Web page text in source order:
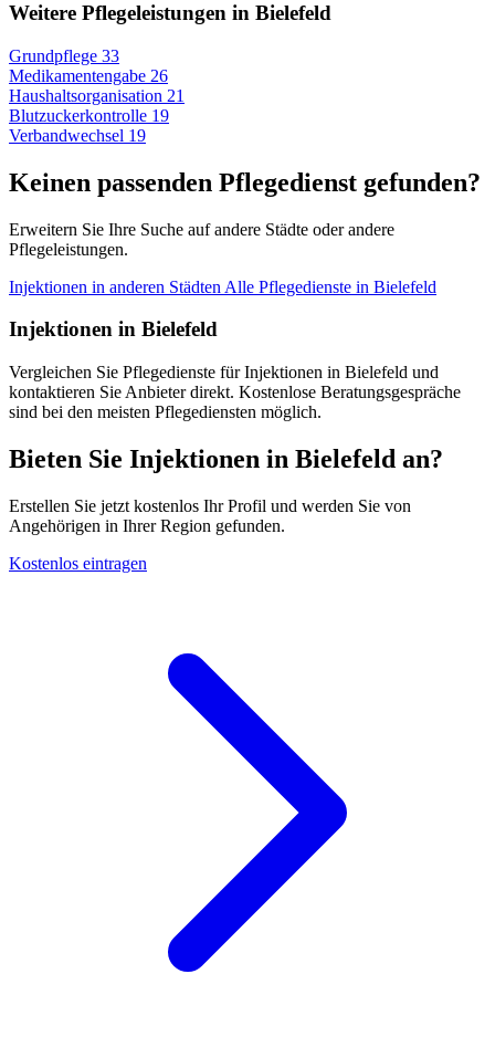
Weitere Pflegeleistungen in Bielefeld
Grundpflege 33
Medikamentengabe 26
Haushaltsorganisation 21
Blutzuckerkontrolle 19
Verbandwechsel 19
Keinen passenden Pflegedienst gefunden?
Erweitern Sie Ihre Suche auf andere Städte oder andere
Pflegeleistungen.
Injektionen in anderen Städten Alle Pflegedienste in Bielefeld
Injektionen in Bielefeld
Vergleichen Sie Pflegedienste für Injektionen in Bielefeld und
kontaktieren Sie Anbieter direkt. Kostenlose Beratungsgespräche
sind bei den meisten Pflegediensten möglich.
Bieten Sie Injektionen in Bielefeld an?
Erstellen Sie jetzt kostenlos Ihr Profil und werden Sie von
Angehörigen in Ihrer Region gefunden.
Kostenlos eintragen